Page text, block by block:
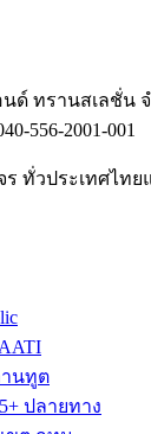
ด์ ทรานสเลชั่น
556-2001-001
ทั่วประเทศไทย
านทูต
ปลายทาง